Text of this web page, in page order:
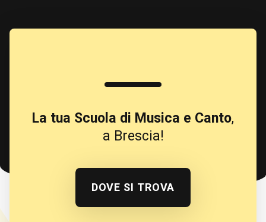
La tua Scuola di Musica e Canto,
a Brescia!
DOVE SI TROVA